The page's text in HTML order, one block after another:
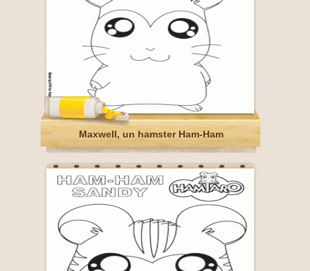
Maxwell, un hamster Ham-Ham